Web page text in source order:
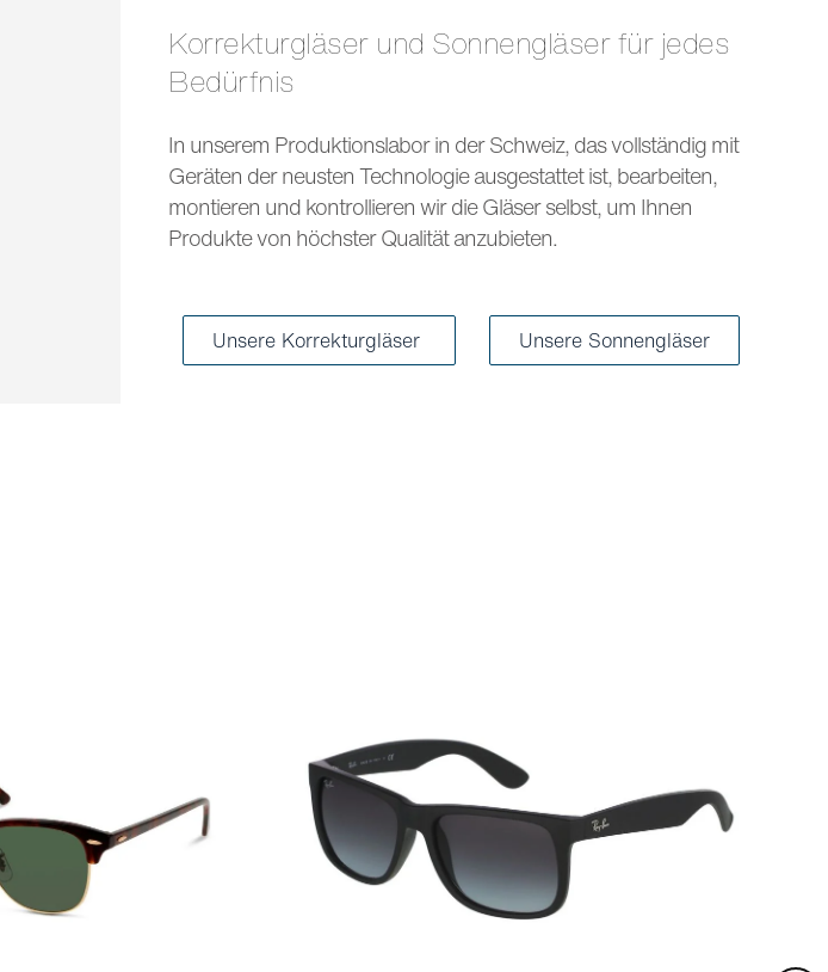
Korrekturgläser und Sonnengläser für jedes
Bedürfnis
In unserem Produktionslabor in der Schweiz, das vollständig mit
Geräten der neusten Technologie ausgestattet ist, bearbeiten,
montieren und kontrollieren wir die Gläser selbst, um Ihnen
Produkte von höchster Qualität anzubieten.
Unsere Korrekturgläser Unsere Sonnengläser